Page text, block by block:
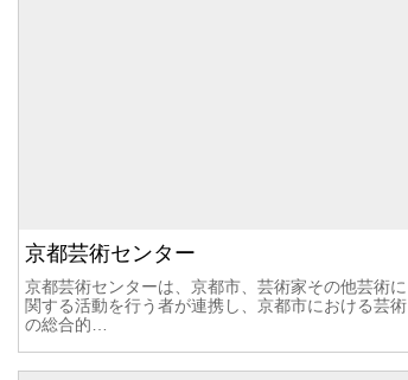
京都芸術センター
京都芸術センターは、京都市、芸術家その他芸術に
関する活動を行う者が連携し、京都市における芸術
の総合的…